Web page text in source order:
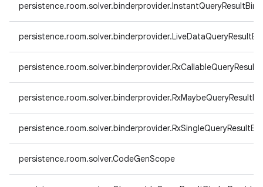
persistence.room.solver.CodeGenScope